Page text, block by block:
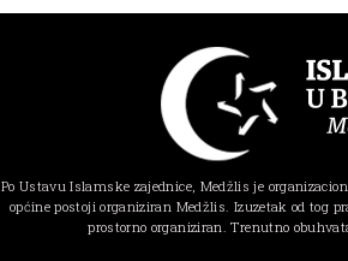
Po Ustavu Islamske zajednice, Medžlis je
općine postoji organiziran Medžlis. Izuzetak od tog
prostorno organiziran. Trenutno